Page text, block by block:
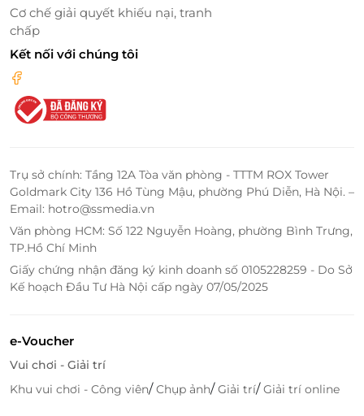
phù hợp với giới trẻ. Đặc biệt, không gian mở rộng rãi
và thân thiện giúp thực khách có thể tận hưởng
những phút giây thư giãn, trò chuyện vui vẻ với bạn
bè, gia đình hoặc đồng nghiệp trong một môi
trường thoải mái.
sóc khách hàng tuyệt vời. Nhân viên phục vụ tại đây
luôn tỏ ra nhiệt tình, chuyên nghiệp, mang đến sự
hài lòng tối đa cho khách hàng. Điều này cũng là
Cơ chế giải quyết khiếu nại, tranh
chấp
Kết nối với chúng tôi
Trụ sở chính: Tầng 12A Tòa văn phòng - TTTM ROX Tower
Goldmark City 136 Hồ Tùng Mậu, phường Phú Diễn, Hà Nội. –
Email: hotro@ssmedia.vn
Văn phòng HCM: Số 122 Nguyễn Hoàng, phường Bình Trưng,
TP.Hồ Chí Minh
Giấy chứng nhận đăng ký kinh doanh số 0105228259 - Do Sở
Kế hoạch Đầu Tư Hà Nội cấp ngày 07/05/2025
e-Voucher
Vui chơi - Giải trí
Khu vui chơi - Công viên/Chụp ảnh/Giải trí/Giải trí online